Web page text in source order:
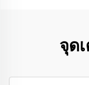
จุด